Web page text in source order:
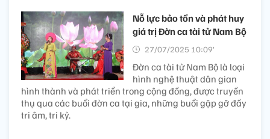
Nỗ lực bảo tồn và phát huy
giá trị Đờn ca tài tử Nam Bộ
27/07/2025 10:09’
Đờn ca tài tử Nam Bộ là loại
hình nghệ thuật dân gian
hình thành và phát triển trong cộng đồng, được truyền
thụ qua các buổi đờn ca tại gia, những buổi gặp gỡ đầy
tri âm, tri kỷ.